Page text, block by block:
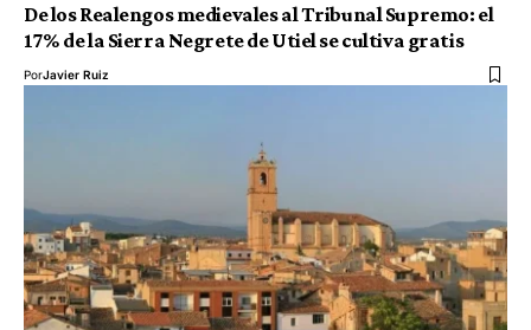
De los Realengos medievales al Tribunal Supremo: el
17% de la Sierra Negrete de Utiel se cultiva gratis
PorJavier Ruiz